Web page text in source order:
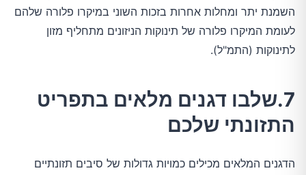
השמנת יתר ומחלות אחרות בזכות השוני במיקרו פלורה שלהם
לעומת המיקרו פלורה של תינוקות הניזונים מתחליף מזון
לתינוקות (התמ"ל).
7.שלבו דגנים מלאים בתפריט
התזונתי שלכם
הדגנים המלאים מכילים כמויות גדולות של סיבים תזונתיים